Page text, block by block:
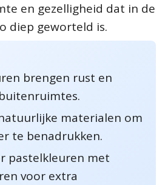
en gezelligheid dat in de
diep geworteld is.
brengen rust en
materialen om
te benadrukken.
pastelkleuren met
voor extra